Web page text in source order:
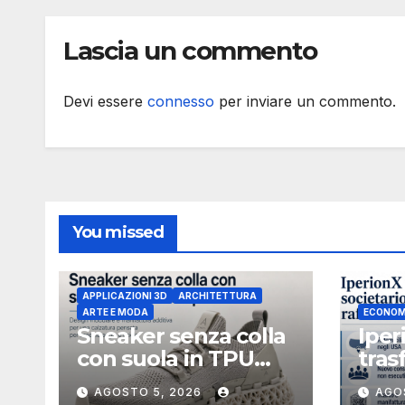
Lascia un commento
Devi essere connesso per inviare un commento.
You missed
APPLICAZIONI 3D
ARCHITETTURA
ARTE E MODA
Sneaker senza colla
con suola in TPU
stampata in 3D
AGOSTO 5, 2026